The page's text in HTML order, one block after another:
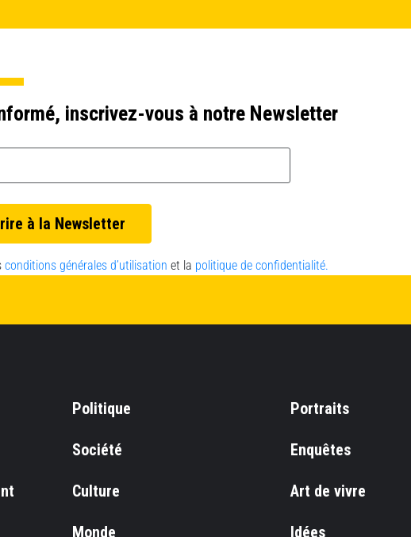
inscrivez-vous à notre Newsletter
conditions générales d’utilisation et la politique de confidentialité.
Politique
Société
Culture
Monde
Portraits
Enquêtes
Art de vivre
Idées